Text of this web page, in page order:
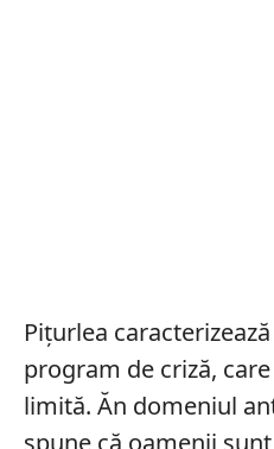
Pițurlea caracterizează
program de criză,
limită. Ăn domeniul
spune că oamenii